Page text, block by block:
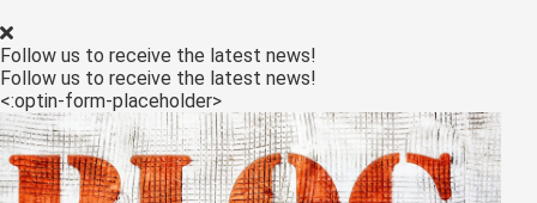
Follow us to receive the latest news!
Follow us to receive the latest news!
<:optin-form-placeholder>